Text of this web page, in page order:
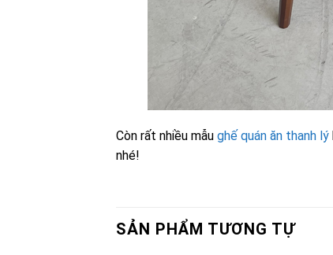
Còn rất nhiều mẫu ghế quán ăn thanh lý
nhé!
SẢN PHẨM TƯƠNG TỰ